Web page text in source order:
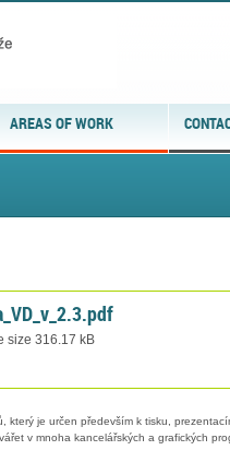
AREAS OF WORK
size 316.17 kB
který je určen především k tisku,
v mnoha kancelářských a grafických